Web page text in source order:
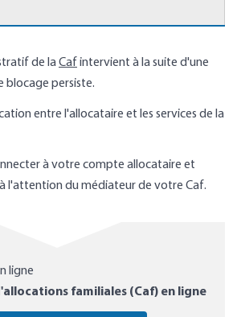
de laCaf intervient à la suite d'une
blocage persiste.
entre l'allocataire et les services de la
à votre compte allocataire et
l'attention du médiateur de votre Caf.
ligne
familiales (Caf) en ligne